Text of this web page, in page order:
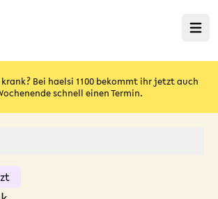
Menü
Bei haelsi 1100 bekommt ihr jetzt auch
schnell einen Termin.